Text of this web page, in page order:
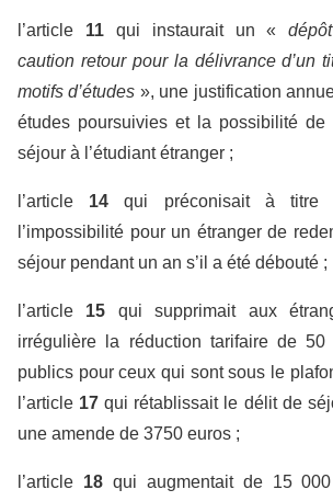
l’article 11qui instaurait un «
caution retour pour la délivrance d’un
motifs d’études », une justification
études poursuivies et la possibilité
séjour à l’étudiant étranger ;
l’article 14 qui préconisait à titre
l’impossibilité pour un étranger de
séjour pendant un an s’il a été débouté ;
l’article 15 qui supprimait aux
irrégulière la réduction tarifaire de 50
publics pour ceux qui sont sous le
l’article 17 qui rétablissait le délit de
une amende de 3750 euros ;
l’article 18 qui augmentait de 15